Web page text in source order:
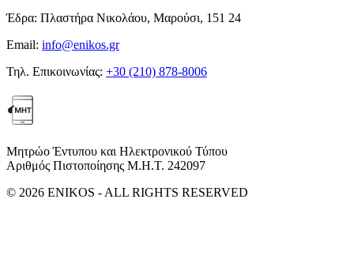
Έδρα: Πλαστήρα Νικολάου, Μαρούσι, 151 24
Email: info@enikos.gr
Τηλ. Επικοινωνίας: +30 (210) 878-8006
Μητρώο Έντυπου και Ηλεκτρονικού Τύπου
Αριθμός Πιστοποίησης Μ.Η.Τ. 242097
© 2026 ENIKOS - ALL RIGHTS RESERVED